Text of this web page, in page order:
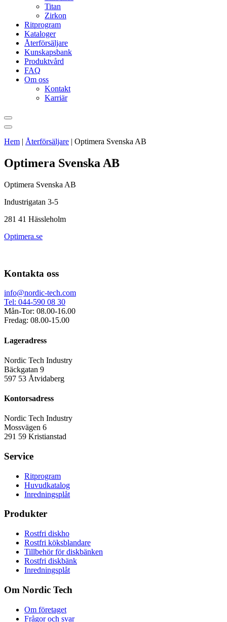
Titan
Zirkon
Ritprogram
Kataloger
Återförsäljare
Kunskapsbank
Produktvård
FAQ
Om oss
Kontakt
Karriär
Hem | Återförsäljare | Optimera Svenska AB
Optimera Svenska AB
Optimera Svenska AB
Industrigatan 3-5
281 41 Hässleholm
Optimera.se
Kontakta oss
info@nordic-tech.com
Tel: 044-590 08 30
Mån-Tor: 08.00-16.00
Fredag: 08.00-15.00
Lageradress
Nordic Tech Industry
Bäckgatan 9
597 53 Åtvidaberg
Kontorsadress
Nordic Tech Industry
Mossvägen 6
291 59 Kristianstad
Service
Ritprogram
Huvudkatalog
Inredningsplåt
Produkter
Rostfri diskho
Rostfri köksblandare
Tillbehör för diskbänken
Rostfri diskbänk
Inredningsplåt
Om Nordic Tech
Om företaget
Frågor och svar